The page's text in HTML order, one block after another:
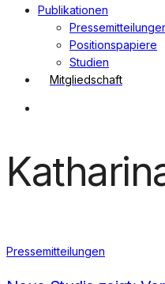
Publikationen
Positionspapiere
Studien
Mitgliedschaft
Pressemitteilungen